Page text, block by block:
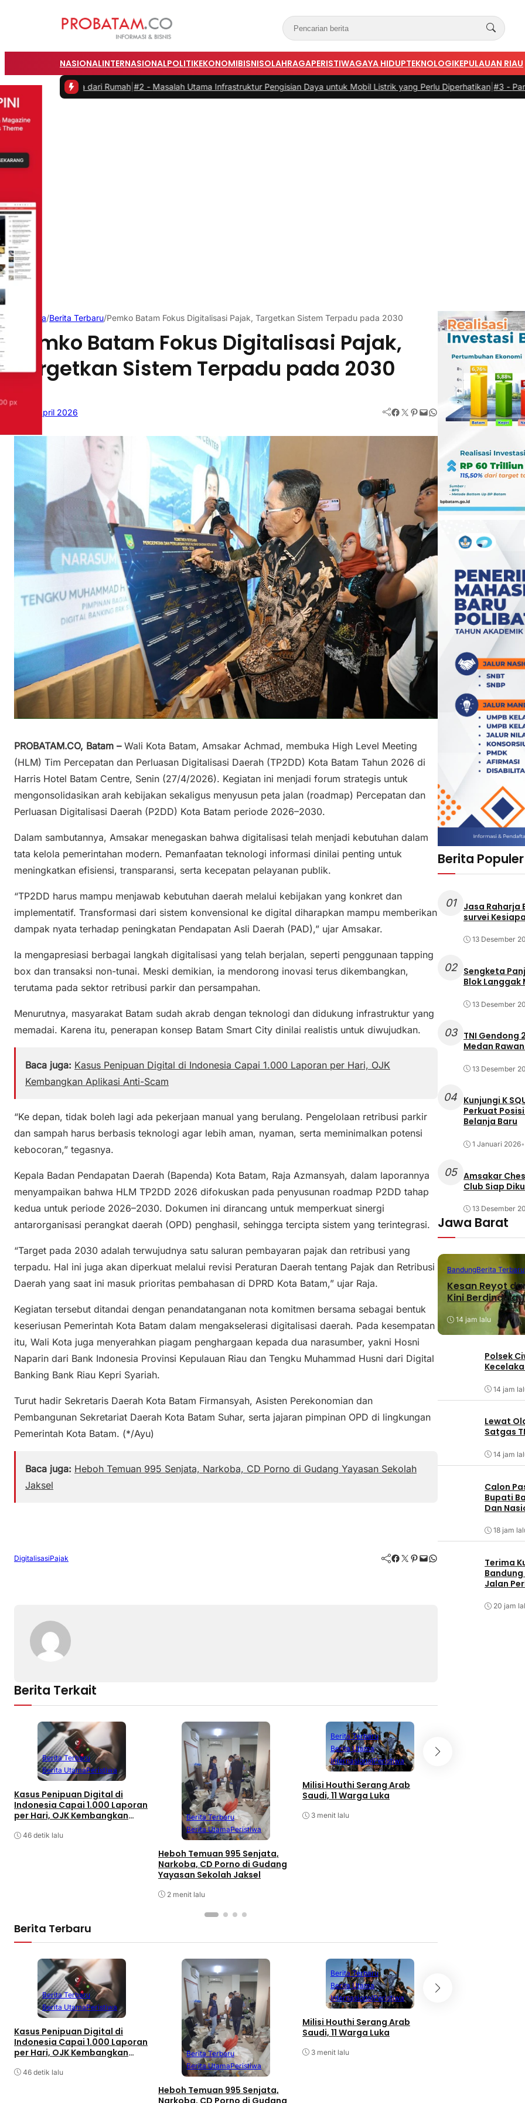
NASIONALINTERNASIONALPOLITIKEKONOMIBISNISOLAHRAGAPERISTIWAGAYA HIDUPTEKNOLOGIKEPULAUAN RIAU
Rumah #2 -Masalah Utama Infrastruktur Pengisian Daya untuk Mobil Listrik yang Perlu Diperhatikan|#3 -Panduan Belanja Online
Beranda/Berita Terbaru/Pemko Batam Fokus Digitalisasi Pajak, Targetkan Sistem Terpadu pada 2030
Pemko Batam Fokus Digitalisasi Pajak,
Targetkan Sistem Terpadu pada 2030
27 April 2026 Facebook Twitter Pinterest Mail WhatsApp
PROBATAM.CO, Batam – Wali Kota Batam, Amsakar Achmad, membuka High Level Meeting
(HLM) Tim Percepatan dan Perluasan Digitalisasi Daerah (TP2DD) Kota Batam Tahun 2026 di
Harris Hotel Batam Centre, Senin (27/4/2026). Kegiatan ini menjadi forum strategis untuk
mengonsolidasikan arah kebijakan sekaligus menyusun peta jalan (roadmap) Percepatan dan
Perluasan Digitalisasi Daerah (P2DD) Kota Batam periode 2026–2030.
Dalam sambutannya, Amsakar menegaskan bahwa digitalisasi telah menjadi kebutuhan dalam
tata kelola pemerintahan modern. Pemanfaatan teknologi informasi dinilai penting untuk
meningkatkan efisiensi, transparansi, serta kecepatan pelayanan publik.
“TP2DD harus mampu menjawab kebutuhan daerah melalui kebijakan yang konkret dan
implementatif. Transformasi dari sistem konvensional ke digital diharapkan mampu memberikan
dampak nyata terhadap peningkatan Pendapatan Asli Daerah (PAD),” ujar Amsakar.
Ia mengapresiasi berbagai langkah digitalisasi yang telah berjalan, seperti penggunaan tapping
box dan transaksi non-tunai. Meski demikian, ia mendorong inovasi terus dikembangkan,
terutama pada sektor retribusi parkir dan persampahan.
Menurutnya, masyarakat Batam sudah akrab dengan teknologi dan didukung infrastruktur yang
memadai. Karena itu, penerapan konsep Batam Smart City dinilai realistis untuk diwujudkan.
Baca juga: Kasus Penipuan Digital di Indonesia Capai 1.000 Laporan per Hari, OJK
Kembangkan Aplikasi Anti-Scam
“Ke depan, tidak boleh lagi ada pekerjaan manual yang berulang. Pengelolaan retribusi parkir
dan sampah harus berbasis teknologi agar lebih aman, nyaman, serta meminimalkan potensi
kebocoran,” tegasnya.
Kepala Badan Pendapatan Daerah (Bapenda) Kota Batam, Raja Azmansyah, dalam laporannya
menyampaikan bahwa HLM TP2DD 2026 difokuskan pada penyusunan roadmap P2DD tahap
kedua untuk periode 2026–2030. Dokumen ini dirancang untuk memperkuat sinergi
antarorganisasi perangkat daerah (OPD) penghasil, sehingga tercipta sistem yang terintegrasi.
“Target pada 2030 adalah terwujudnya satu saluran pembayaran pajak dan retribusi yang
terpadu. Hal ini juga akan diperkuat melalui revisi Peraturan Daerah tentang Pajak dan Retribusi
Daerah yang saat ini masuk prioritas pembahasan di DPRD Kota Batam,” ujar Raja.
Kegiatan tersebut ditandai dengan penandatanganan nota komitmen bersama sebagai bentuk
keseriusan Pemerintah Kota Batam dalam mengakselerasi digitalisasi daerah. Pada kesempatan
itu, Wali Kota juga menyerahkan piagam penghargaan kepada dua narasumber, yakni Hosni
Naparin dari Bank Indonesia Provinsi Kepulauan Riau dan Tengku Muhammad Husni dari Digital
Banking Bank Riau Kepri Syariah.
Turut hadir Sekretaris Daerah Kota Batam Firmansyah, Asisten Perekonomian dan
Pembangunan Sekretariat Daerah Kota Batam Suhar, serta jajaran pimpinan OPD di lingkungan
Pemerintah Kota Batam. (*/Ayu)
Baca juga: Heboh Temuan 995 Senjata, Narkoba, CD Porno di Gudang Yayasan Sekolah
Jaksel
DigitalisasiPajak Facebook Twitter Pinterest Mail WhatsApp
Berita Terkait
Berita Terbaru
Berita UtamaPeristiwa
Kasus Penipuan Digital di
Indonesia Capai 1.000 Laporan
per Hari, OJK Kembangkan
46 detik lalu
Berita Terbaru
Berita UtamaPeristiwa
Heboh Temuan 995 Senjata,
Narkoba, CD Porno di Gudang
Yayasan Sekolah Jaksel
2 menit lalu
Berita Terbaru
Berita Utama
InternasionalPeristiwa
Milisi Houthi Serang Arab
Saudi, 11 Warga Luka
3 menit lalu
Berita Terbaru
Berita Terbaru
Berita UtamaPeristiwa
Kasus Penipuan Digital di
Indonesia Capai 1.000 Laporan
per Hari, OJK Kembangkan
46 detik lalu
Berita Terbaru
Berita UtamaPeristiwa
Heboh Temuan 995 Senjata,
Berita Terbaru
Berita Utama
InternasionalPeristiwa
Milisi Houthi Serang Arab
Saudi, 11 Warga Luka
3 menit lalu
Berita Populer
01
Jasa Raharja
survei
13 Desember
02
Sengketa
Blok Langgak
13 Desember
03
TNI Gendong
Medan
13 Desember
04 Kunjungi K
Perkuat
Belanja Baru
1 Januari 2026•
05 Amsakar
Club Siap
13 Desember
Jawa Barat
BandungBerita Terbaru
Kesan Reyot
Kini Berdinding
14 jam lalu
Polsek
14 jam
Lewat
Satgas
14 jam
Calon
Bupati
Dan
18 jam
Terima
Jalan
20 jam